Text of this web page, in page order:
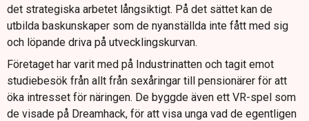
det strategiska arbetet långsiktigt. På det sättet kan de
utbilda baskunskaper som de nyanställda inte fått med sig
och löpande driva på utvecklingskurvan.
Företaget har varit med på Industrinatten och tagit emot
studiebesök från allt från sexåringar till pensionärer för att
öka intresset för näringen. De byggde även ett VR-spel som
de visade på Dreamhack, för att visa unga vad de egentligen